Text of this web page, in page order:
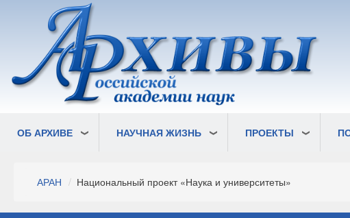
основному
содержанию
ОБ АРХИВЕ НАУЧНАЯ ЖИЗНЬ ПРОЕКТЫ
Строка
АРАН Национальный проект «Наука и университеты»